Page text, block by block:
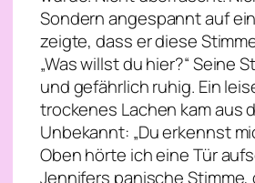
Sondern angespannt auf
zeigte, dass er diese
„Was willst du hier?“ Seine
und gefährlich ruhig. Ein
trockenes Lachen kam aus
Unbekannt: „Du erkennst
Oben hörte ich eine Tür
Jennifers panische Stimme,